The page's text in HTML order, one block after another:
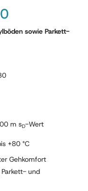
sowie Parkett-
m sD-Wert
+80 °C
Gehkomfort
und